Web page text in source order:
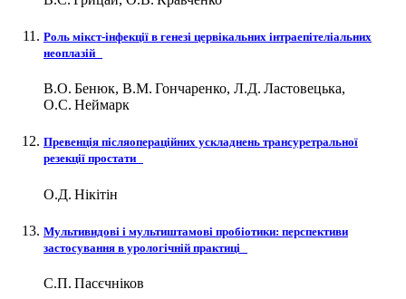
Роль мікст-інфекції в генезі цервікальних інтраепітеліальних
неоплазій
В.О. Бенюк, В.М. Гончаренко, Л.Д. Ластовецька,
О.С. Неймарк
Превенція післяопераційних ускладнень трансуретральної
резекції простати
О.Д. Нікітін
Мультивидові і мультиштамові пробіотики: перспективи
застосування в урологічній практиці
С.П. Пасєчніков